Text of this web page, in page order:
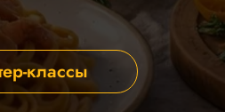
классы